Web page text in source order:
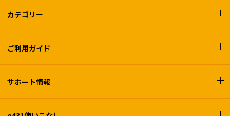
カテゴリー
ご利用ガイド
サポート情報